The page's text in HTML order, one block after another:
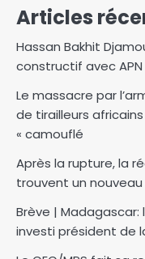
Articles
Hassan Bakhit
constructif avec APN
Le massacre par
de tirailleurs
« camouflé
Après la rupture, la
trouvent un
Brève | Madagascar:
investi président de